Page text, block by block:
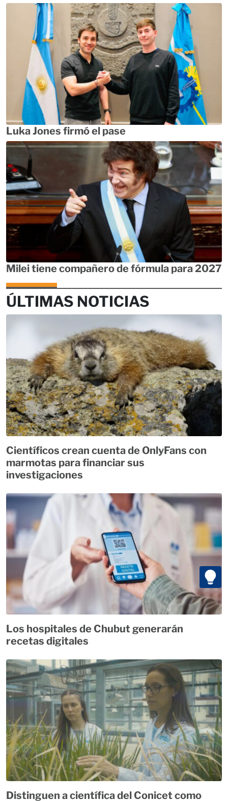
Luka Jones firmó el pase
Milei tiene compañero de fórmula para 2027
ÚLTIMAS NOTICIAS
Científicos crean cuenta de OnlyFans con
marmotas para financiar sus
investigaciones
Los hospitales de Chubut generarán
recetas digitales
Distinguen a científica del Conicet como